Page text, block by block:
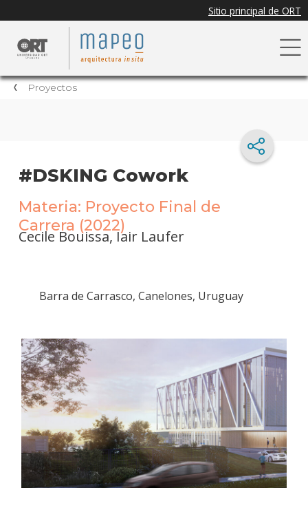
Proyectos
#DSKING Cowork
Materia: Proyecto Final de
Carrera (2022)
Cecile Bouissa, Iair Laufer
Barra de Carrasco, Canelones, Uruguay